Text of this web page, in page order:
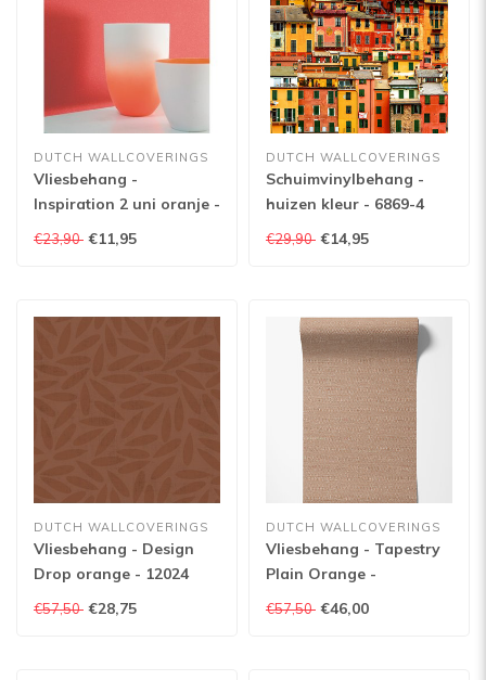
DUTCH WALLCOVERINGS
Vliesbehang -
Inspiration 2 uni oranje -
374-10
€23,90 €11,95
DUTCH WALLCOVERINGS
Schuimvinylbehang -
huizen kleur - 6869-4
€29,90 €14,95
DUTCH WALLCOVERINGS
Vliesbehang - Design
Drop orange - 12024
€57,50 €28,75
DUTCH WALLCOVERINGS
Vliesbehang - Tapestry
Plain Orange -
TP422405
€57,50 €46,00